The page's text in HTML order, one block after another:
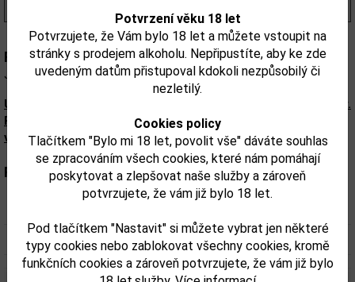
Potvrzení věku 18 let
Potvrzujete, že Vám bylo 18 let a můžete vstoupit na
stránky s prodejem alkoholu. Nepřipustíte, aby ke zde
uvedeným datům přistupoval kdokoli nezpůsobilý či
nezletilý.
Cookies policy
Tlačítkem "Bylo mi 18 let, povolit vše" dáváte souhlas
se zpracováním všech cookies, které nám pomáhají
poskytovat a zlepšovat naše služby a zároveň
potvrzujete, že vám již bylo 18 let.
Pod tlačítkem "Nastavit" si můžete vybrat jen některé
typy cookies nebo zablokovat všechny cookies, kromě
funkčních cookies a zároveň potvrzujete, že vám již bylo
Popis:
JAMESON 0,5l 40% PET
Upozorňujeme, že tento produkt může obsahovat alergeny.
Přesné složení a alergeny jsou k dispozici na obalu
výrobku. Zkontrolujte prosím před konzumací.
Parametry:
Objem obalu (L): 0,5